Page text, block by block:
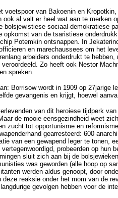
voetspoor van Bakoenin en
al valt er heel wat aan te
bolsjewistiese sociaal-demokratiese
opkomst van de tsaristiese
Potemkin ontsnappen. In
en marechaussees om het
arbeiders onderdrukt te
Zo heeft ook Nestor
spreken.
Borrisow wordt in 1909 op
gevangenis en krijgt, hoewel
van dit heroiese tijdperk
de mooie eensgezindheid weet
zucht tot opportunisme en
gearresteerd: 600
van een gewapend leger te tonen,
probeerden op
sluit zich aan bij de
was geworden (alle hoop op
werden aldus genoopt, door
deze reaksie onder het mom van de
gevolgen hebben voor de